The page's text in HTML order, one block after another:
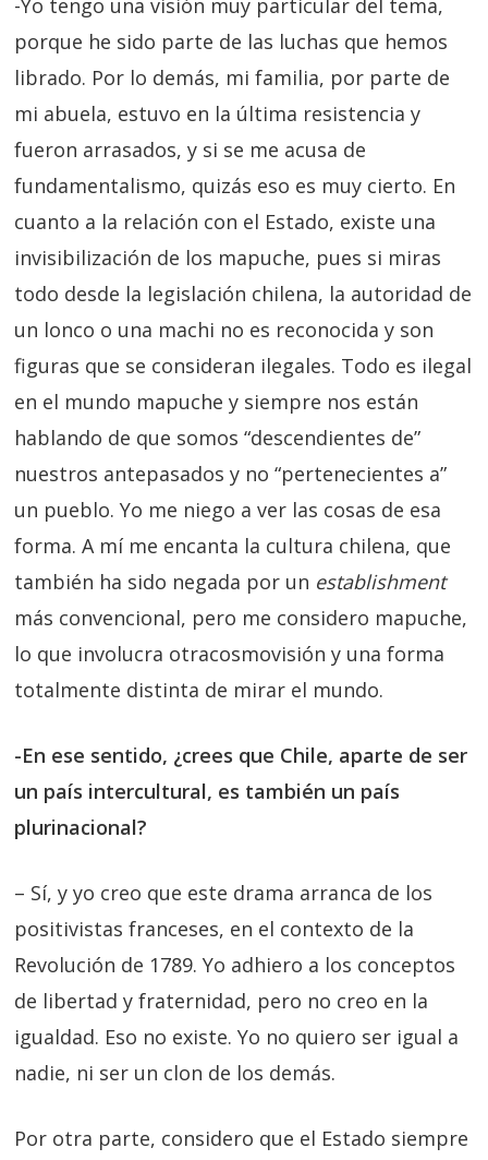
-Yo tengo una visión muy particular del tema,
porque he sido parte de las luchas que hemos
librado. Por lo demás, mi familia, por parte de
mi abuela, estuvo en la última resistencia y
fueron arrasados, y si se me acusa de
fundamentalismo, quizás eso es muy cierto. En
cuanto a la relación con el Estado, existe una
invisibilización de los mapuche, pues si miras
todo desde la legislación chilena, la autoridad de
un lonco o una machi no es reconocida y son
figuras que se consideran ilegales. Todo es ilegal
en el mundo mapuche y siempre nos están
hablando de que somos “descendientes de”
nuestros antepasados y no “pertenecientes a”
un pueblo. Yo me niego a ver las cosas de esa
forma. A mí me encanta la cultura chilena, que
también ha sido negada por un establishment
más convencional, pero me considero mapuche,
lo que involucra otracosmovisión y una forma
totalmente distinta de mirar el mundo.
-En ese sentido, ¿crees que Chile, aparte de ser
un país intercultural, es también un país
plurinacional?
– Sí, y yo creo que este drama arranca de los
positivistas franceses, en el contexto de la
Revolución de 1789. Yo adhiero a los conceptos
de libertad y fraternidad, pero no creo en la
igualdad. Eso no existe. Yo no quiero ser igual a
nadie, ni ser un clon de los demás.
Por otra parte, considero que el Estado siempre